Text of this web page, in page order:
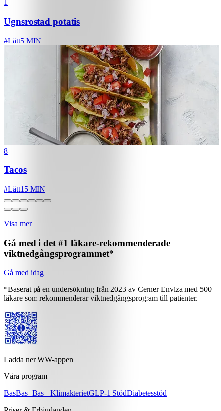
1
Ugnsrostad potatis
#Lätt5 MIN
8
Tacos
#Lätt15 MIN
Visa mer
Gå med i det #1 läkare-rekommenderade
viktnedgångsprogrammet*
Gå med idag
*Baserat på en undersökning från 2023 av Cerner Enviza med 500
läkare som rekommenderar viktnedgångsprogram till patienter.
Ladda ner WW-appen
Våra program
BasBas+Bas+ KlimakterietGLP-1 StödDiabetesstöd